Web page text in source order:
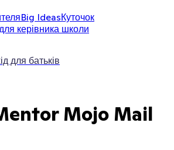
Big IdeasКуточок
керівника школи
для батьків
Mojo Mail